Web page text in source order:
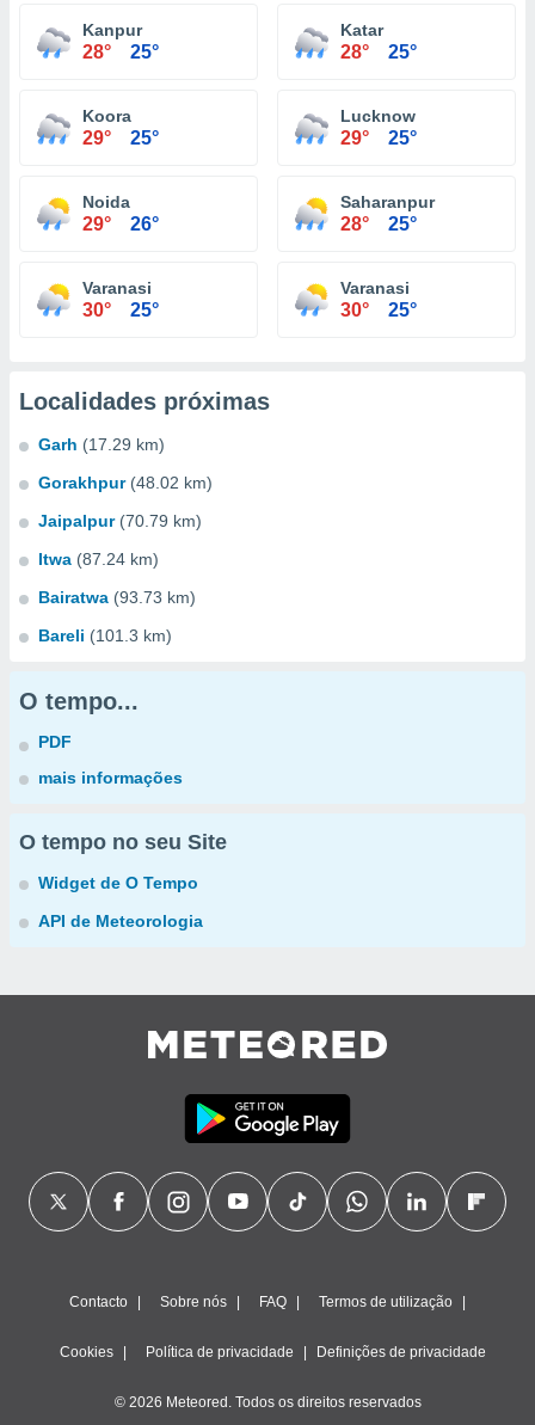
Kanpur
28° 25°
Katar
28° 25°
Koora
29° 25°
Lucknow
29° 25°
Noida
29° 26°
Saharanpur
28° 25°
Varanasi
30° 25°
Varanasi
30° 25°
Localidades próximas
Garh (17.29 km)
Gorakhpur (48.02 km)
Jaipalpur (70.79 km)
Itwa (87.24 km)
Bairatwa (93.73 km)
Bareli (101.3 km)
O tempo...
PDF
mais informações
O tempo no seu Site
Widget de O Tempo
API de Meteorologia
Contacto Sobre nós FAQ Termos de utilização
Cookies Política de privacidade Definições de privacidade
© 2026 Meteored. Todos os direitos reservados